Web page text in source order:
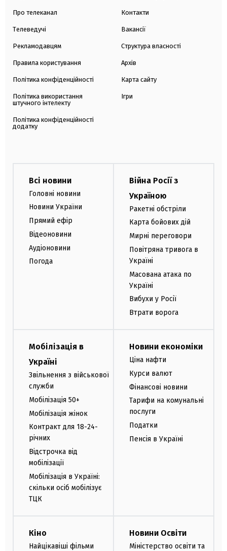
Про телеканал
Телеведучі
Рекламодавцям
Правила користування
Політика конфіденційності
Політика використання
штучного інтелекту
Політика конфіденційності
додатку
Контакти
Вакансії
Структура власності
Архів
Карта сайту
Ігри
Всі новини
Головні новини
Новини України
Прямий ефір
Відеоновини
Аудіоновини
Погода
Війна Росії з
Україною
Ракетні обстріли
Карта бойових дій
Мирні переговори
Повітряна тривога в
Україні
Масована атака по
Україні
Вибухи у Росії
Втрати ворога
Мобілізація в
Україні
Звільнення з військової
служби
Мобілізація 50+
Мобілізація жінок
Контракт для 18-24-
річних
Відстрочка від
мобілізації
Мобілізація в Україні:
скільки осіб мобілізує
ТЦК
Новини економіки
Ціна нафти
Курси валют
Фінансові новини
Тарифи на комунальні
послуги
Податки
Пенсія в Україні
Кіно
Найцікавіші фільми
Новини Освіти
Міністерство освіти та